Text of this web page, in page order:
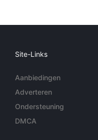
Site-Links
Aanbiedingen
Adverteren
Ondersteuning
DMCA